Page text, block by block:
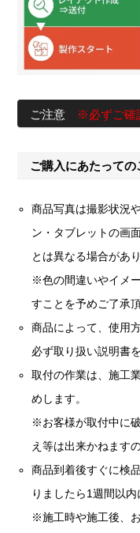
ご注意 ※必ずご確
ご購入にあたっての
商品写真は撮影状況
ン・タブレットの画
とは異なる場合があ
※色の間違いやイメ
すことを予めご了承
商品によって、使用
必ず取り扱い説明書
取付の作業は、施工
めします。
※お客様が取付中に
え等は出来かねます
商品到着後すぐに検
りましたら1週間以内
※施工時や施工後、